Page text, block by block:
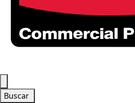
Buscar